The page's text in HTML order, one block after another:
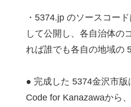
・5374.jp のソースコー
して公開し、各自治体の
れば誰でも各自の地域の
● 完成した 5374金沢市版
Code for Kanazawaから